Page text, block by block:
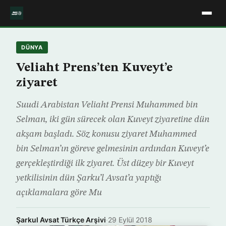
DÜNYA
Veliaht Prens’ten Kuveyt’e
ziyaret
Suudi Arabistan Veliaht Prensi Muhammed bin
Selman, iki gün sürecek olan Kuveyt ziyaretine dün
akşam başladı. Söz konusu ziyaret Muhammed
bin Selman’ın göreve gelmesinin ardından Kuveyt’e
gerçekleştirdiği ilk ziyaret. Üst düzey bir Kuveyt
yetkilisinin dün Şarku’l Avsat’a yaptığı
açıklamalara göre Mu
Şarkul Avsat Türkçe Arşivi·29 Eylül 2018